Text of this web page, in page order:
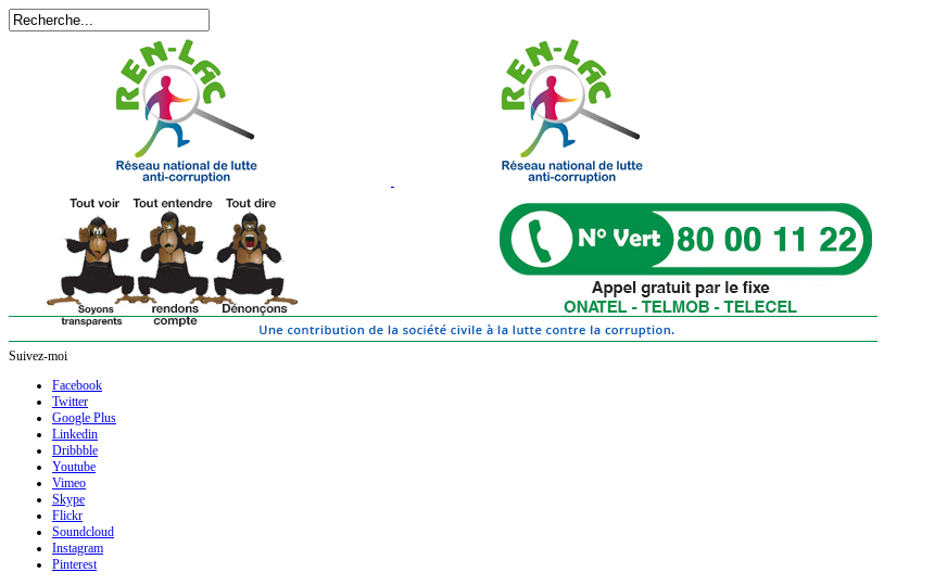
Suivez-moi
Facebook
Twitter
Google Plus
Linkedin
Dribbble
Youtube
Vimeo
Skype
Flickr
Soundcloud
Instagram
Pinterest